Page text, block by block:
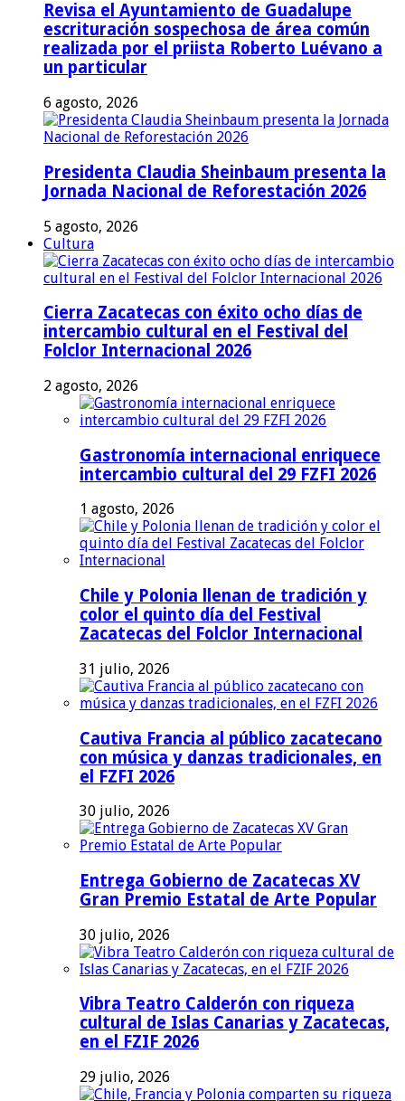
Revisa el Ayuntamiento de Guadalupe
escrituración sospechosa de área común
realizada por el priista Roberto Luévano a
un particular
6 agosto, 2026
Presidenta Claudia Sheinbaum presenta la
Jornada Nacional de Reforestación 2026
5 agosto, 2026
Cultura
Cierra Zacatecas con éxito ocho días de
intercambio cultural en el Festival del
Folclor Internacional 2026
2 agosto, 2026
Gastronomía internacional enriquece
intercambio cultural del 29 FZFI 2026
1 agosto, 2026
Chile y Polonia llenan de tradición y
color el quinto día del Festival
Zacatecas del Folclor Internacional
31 julio, 2026
Cautiva Francia al público zacatecano
con música y danzas tradicionales, en
el FZFI 2026
30 julio, 2026
Entrega Gobierno de Zacatecas XV
Gran Premio Estatal de Arte Popular
30 julio, 2026
Vibra Teatro Calderón con riqueza
cultural de Islas Canarias y Zacatecas,
en el FZIF 2026
29 julio, 2026